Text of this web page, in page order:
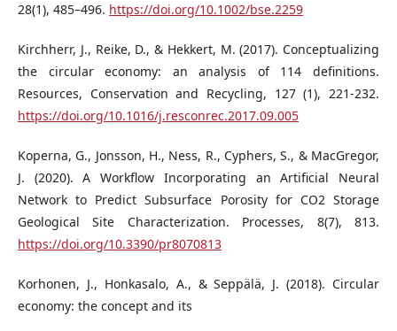
28(1), 485–496. https://doi.org/10.1002/bse.2259
Kirchherr, J., Reike, D., & Hekkert, M. (2017). Conceptualizing
the circular economy: an analysis of 114 definitions.
Resources, Conservation and Recycling, 127 (1), 221-232.
https://doi.org/10.1016/j.resconrec.2017.09.005
Koperna, G., Jonsson, H., Ness, R., Cyphers, S., & MacGregor,
J. (2020). A Workflow Incorporating an Artificial Neural
Network to Predict Subsurface Porosity for CO2 Storage
Geological Site Characterization. Processes, 8(7), 813.
https://doi.org/10.3390/pr8070813
Korhonen, J., Honkasalo, A., & Seppälä, J. (2018). Circular
economy: the concept and its